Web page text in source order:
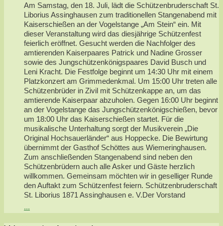
Am Samstag, den 18. Juli, lädt die Schützenbruderschaft St.
Liborius Assinghausen zum traditionellen Stangenabend mit
Kaiserschießen an der Vogelstange „Am Stein“ ein. Mit
dieser Veranstaltung wird das diesjährige Schützenfest
feierlich eröffnet. Gesucht werden die Nachfolger des
amtierenden Kaiserpaares Patrick und Nadine Grosser
sowie des Jungschützenkönigspaares David Busch und
Leni Kracht. Die Festfolge beginnt um 14:30 Uhr mit einem
Platzkonzert am Grimmedenkmal. Um 15:00 Uhr treten alle
Schützenbrüder in Zivil mit Schützenkappe an, um das
amtierende Kaiserpaar abzuholen. Gegen 16:00 Uhr beginnt
an der Vogelstange das Jungschützenkönigschießen, bevor
um 18:00 Uhr das Kaiserschießen startet. Für die
musikalische Unterhaltung sorgt der Musikverein „Die
Original Hochsauerländer“ aus Hoppecke. Die Bewirtung
übernimmt der Gasthof Schöttes aus Wiemeringhausen.
Zum anschließenden Stangenabend sind neben den
Schützenbrüdern auch alle Asker und Gäste herzlich
willkommen. Gemeinsam möchten wir in geselliger Runde
den Auftakt zum Schützenfest feiern. Schützenbruderschaft
St. Liborius 1871 Assinghausen e. V.Der Vorstand
...